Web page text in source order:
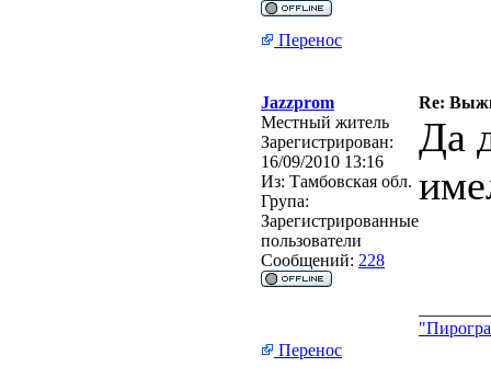
Перенос
Jazzprom
Re:
Местный житель
Зарегистрирован:
16/09/2010 13:16
Из: Тамбовская обл.
Група:
Зарегистрированные
пользователи
Сообщений: 228
Да
Перенос